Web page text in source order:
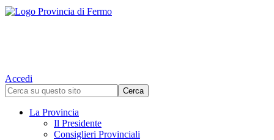
Accedi
La Provincia
Il Presidente
Consiglieri Provinciali